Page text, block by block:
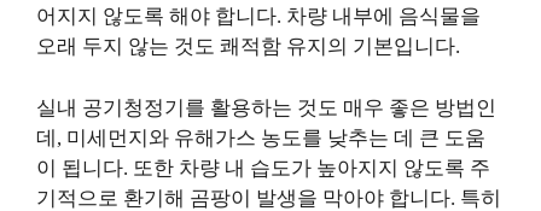
어지지 않도록 해야 합니다. 차량 내부에 음식물을
오래 두지 않는 것도 쾌적함 유지의 기본입니다.
실내 공기청정기를 활용하는 것도 매우 좋은 방법인
데, 미세먼지와 유해가스 농도를 낮추는 데 큰 도움
이 됩니다. 또한 차량 내 습도가 높아지지 않도록 주
기적으로 환기해 곰팡이 발생을 막아야 합니다. 특히